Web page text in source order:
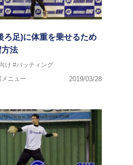
ろ足)に体重を乗せるため
法
け #バッティング
ニュー
2019/03/28